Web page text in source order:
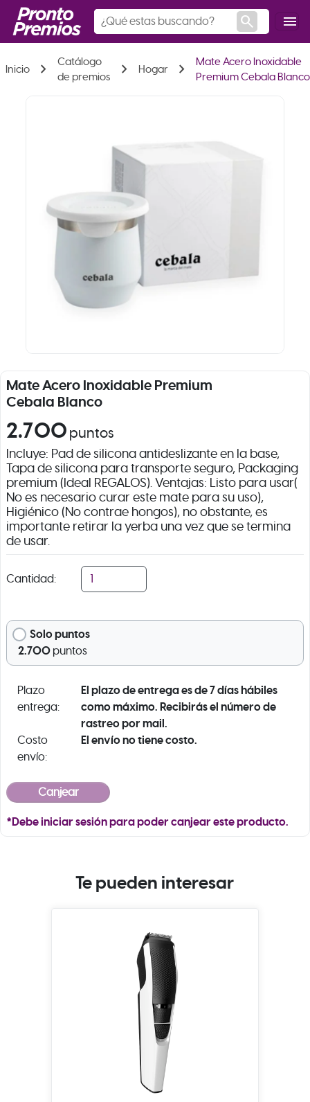
search menu
Inicio chevron_right
Catálogo
de premios
chevron_right Hogar chevron_right
Mate Acero Inoxidable
Premium Cebala Blanco
Mate Acero Inoxidable Premium
Cebala Blanco
2.700 puntos
Incluye: Pad de silicona antideslizante en la base,
Tapa de silicona para transporte seguro, Packaging
premium (Ideal REGALOS). Ventajas: Listo para usar(
No es necesario curar este mate para su uso),
Higiénico (No contrae hongos), no obstante, es
importante retirar la yerba una vez que se termina
de usar.
Cantidad:
Solo puntos
2.700 puntos
Plazo
entrega:
El plazo de entrega es de 7 días hábiles
como máximo. Recibirás el número de
rastreo por mail.
Costo
envío:
El envío no tiene costo.
*Debe iniciar sesión para poder canjear este producto.
Te pueden interesar